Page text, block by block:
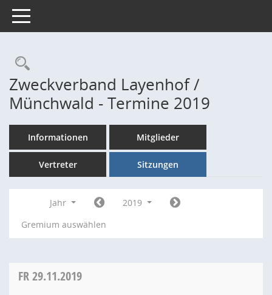
Toggle navigation
Rechercheauswahl
Zweckverband Layenhof /
Münchwald - Termine 2019
Informationen Mitglieder
Vertreter Sitzungen
Jahr
2019
Gremium auswählen
FR29.11.2019